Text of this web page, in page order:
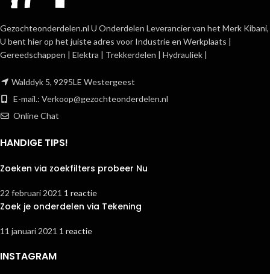
Gezochteonderdelen.nl U Onderdelen Leverancier van het Merk Kibani,
U bent hier op het juiste adres voor Industrie en Werkplaats |
Gereedschappen | Elektra | Trekkerdelen | Hydrauliek |
Walddyk 5, 9295LE Westergeest
E-mail.: Verkoop@gezochteonderdelen.nl
Online Chat
HANDIGE TIPS!
Zoeken via zoekfilters probeer Nu
22 februari 2021 1 reactie
Zoek je onderdelen via Tekening
11 januari 2021 1 reactie
INSTAGRAM